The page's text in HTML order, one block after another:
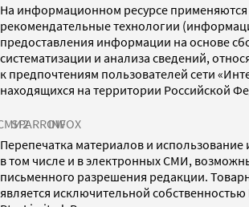
На информационном ресурсе применяются
рекомендательные технологии
предоставления информации на основе
систематизации и анализа сведений,
к предпочтениям пользователей сети
находящихся на территории Российской
SPARROWINFOX
Перепечатка материалов и
в том числе и в электронных СМИ,
письменного разрешения редакции.
является исключительной собственностью